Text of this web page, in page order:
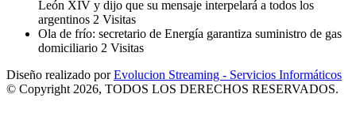
León XIV y dijo que su mensaje interpelará a todos los
argentinos 2 Visitas
Ola de frío: secretario de Energía garantiza suministro de gas
domiciliario 2 Visitas
Diseño realizado porEvolucion Streaming - Servicios Informáticos
© Copyright 2026, TODOS LOS DERECHOS RESERVADOS.